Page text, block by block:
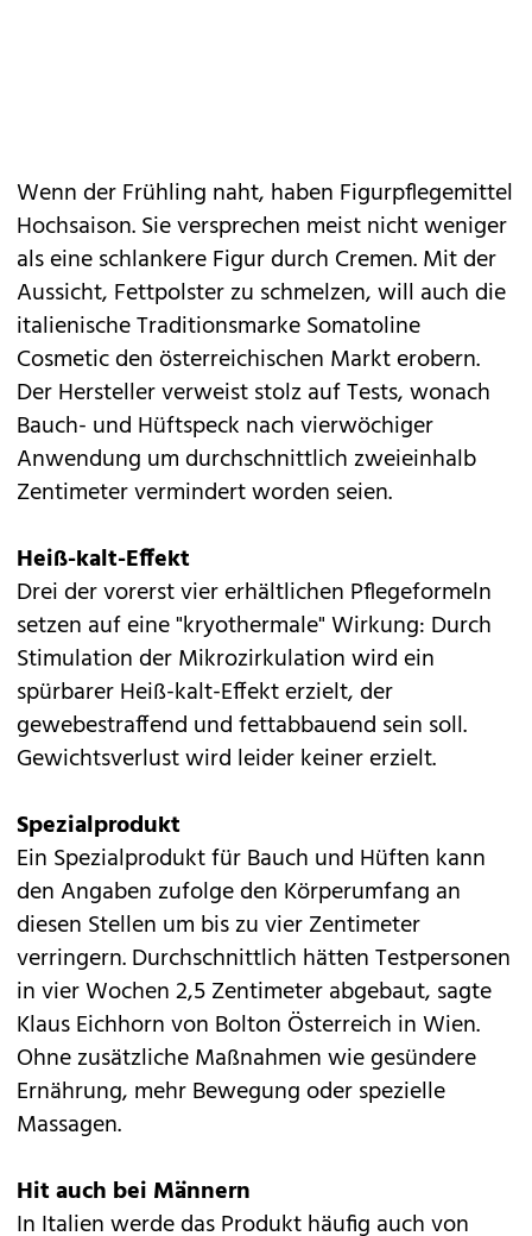
Wenn der Frühling naht, haben Figurpflegemittel
Hochsaison. Sie versprechen meist nicht weniger
als eine schlankere Figur durch Cremen. Mit der
Aussicht, Fettpolster zu schmelzen, will auch die
italienische Traditionsmarke Somatoline
Cosmetic den österreichischen Markt erobern.
Der Hersteller verweist stolz auf Tests, wonach
Bauch- und Hüftspeck nach vierwöchiger
Anwendung um durchschnittlich zweieinhalb
Zentimeter vermindert worden seien.
Heiß-kalt-Effekt
Drei der vorerst vier erhältlichen Pflegeformeln
setzen auf eine "kryothermale" Wirkung: Durch
Stimulation der Mikrozirkulation wird ein
spürbarer Heiß-kalt-Effekt erzielt, der
gewebestraffend und fettabbauend sein soll.
Gewichtsverlust wird leider keiner erzielt.
Spezialprodukt
Ein Spezialprodukt für Bauch und Hüften kann
den Angaben zufolge den Körperumfang an
diesen Stellen um bis zu vier Zentimeter
verringern. Durchschnittlich hätten Testpersonen
in vier Wochen 2,5 Zentimeter abgebaut, sagte
Klaus Eichhorn von Bolton Österreich in Wien.
Ohne zusätzliche Maßnahmen wie gesündere
Ernährung, mehr Bewegung oder spezielle
Massagen.
Hit auch bei Männern
In Italien werde das Produkt häufig auch von